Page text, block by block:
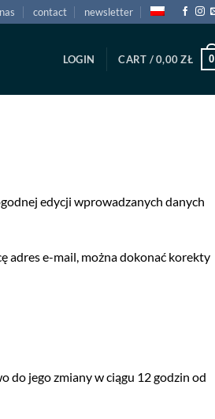
contact newsletter
LOGIN CART /0,00ZŁ 0
edycji wprowadzanych danych
adres e-mail, można dokonać korekty
do jego zmiany w ciągu 12 godzin od